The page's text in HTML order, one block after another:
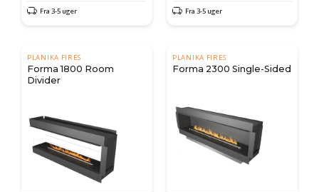
Fra 3-5 uger Fra 3-5 uger
PLANIKA FIRES
Forma 1800 Room
Divider
PLANIKA FIRES
Forma 2300 Single-Sided